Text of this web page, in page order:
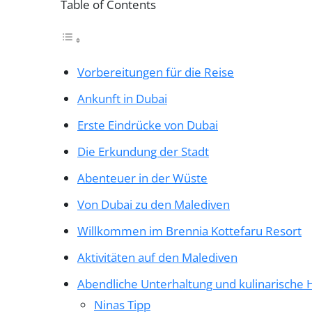
Table of Contents
Vorbereitungen für die Reise
Ankunft in Dubai
Erste Eindrücke von Dubai
Die Erkundung der Stadt
Abenteuer in der Wüste
Von Dubai zu den Malediven
Willkommen im Brennia Kottefaru Resort
Aktivitäten auf den Malediven
Abendliche Unterhaltung und kulinarische
Ninas Tipp